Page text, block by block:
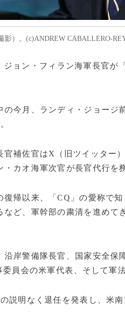
影）。(c)ANDREW CABALLERO-
ジョン・フィラン海軍長官が
今月、ランディ・ジョージ
官補佐官はX（旧ツイッター
・カオ海軍次官が長官代行を
復帰以来、「CQ」の愛称で
ど、軍幹部の粛清を進めて
岸警備隊長官、国家安全保
員会の米軍代表、そして軍
説明なく退任を発表し、米